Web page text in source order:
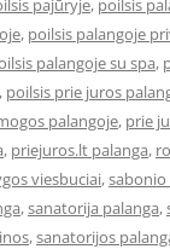
pajūryje, poilsis
, poilsis palangoje
palangoje su spa,
, poilsis prie juros
palangoje, prie
, priejuros.lt palanga,
viesbuciai,sabonio
,sanatorija palanga,
,sanatorijos